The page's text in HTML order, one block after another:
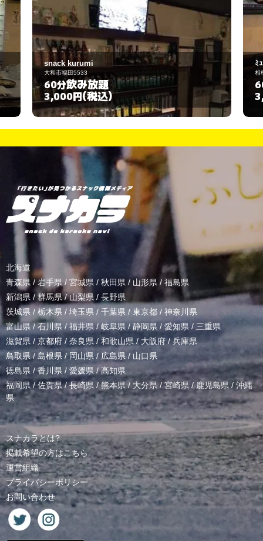
ﾐｭｰｼﾞｯｸｽﾀｼﾞｵ ﾛｰｽﾞﾏﾘｰ
相模原市中央区共和1-14-4
60分飲み放題
3,000円(税込)
北海道
青森県 / 岩手県/ 宮城県 / 秋田県 / 山形県/ 福島県
新潟県 /群馬県/山梨県 / 長野県
茨城県 / 栃木県 / 埼玉県 / 千葉県 / 東京都 / 神奈川県
富山県 /石川県/福井県/岐阜県 / 静岡県 / 愛知県 / 三重県
滋賀県 / 京都府 / 奈良県 / 和歌山県/ 大阪府 /兵庫県
鳥取県/ 島根県 /岡山県/ 広島県 / 山口県
徳島県 /香川県 / 愛媛県/高知県
福岡県/佐賀県/長崎県 /熊本県/ 大分県/宮崎県 /鹿児島県 / 沖縄
県
スナカラとは?
掲載希望の方はこちら
運営組織
プライバシーポリシー
お問い合わせ